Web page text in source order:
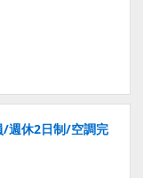
/週休2日制/空調完